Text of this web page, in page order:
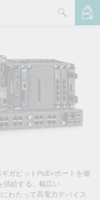
ガビットPoE+ポートを備
供給する、幅広い
わたって高電力デバイス